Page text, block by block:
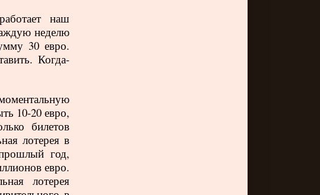
наш
неделю
30 евро.
Когда-
10-20 евро,
билетов
лотерея в
год,
евро.
лотерея